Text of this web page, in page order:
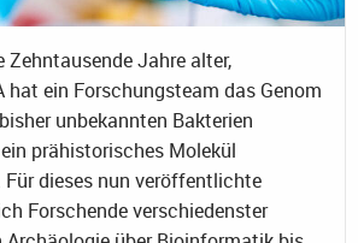
Zehntausende Jahre alter,
hat ein Forschungsteam das Genom
unbekannten Bakterien
prähistorisches Molekül
dieses nun veröffentlichte
Forschende verschiedenster